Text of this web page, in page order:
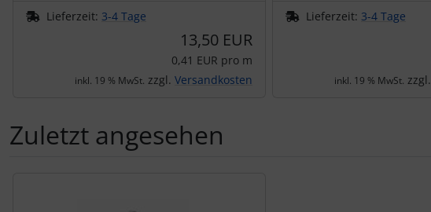
Lieferzeit: 3-4 Tage
13,50 EUR
0,41 EUR pro m
inkl. 19 % MwSt. zzgl. Versandkosten
Lieferzeit: 3-4 Tage
inkl. 19 % MwSt. zzgl.
Zuletzt angesehen